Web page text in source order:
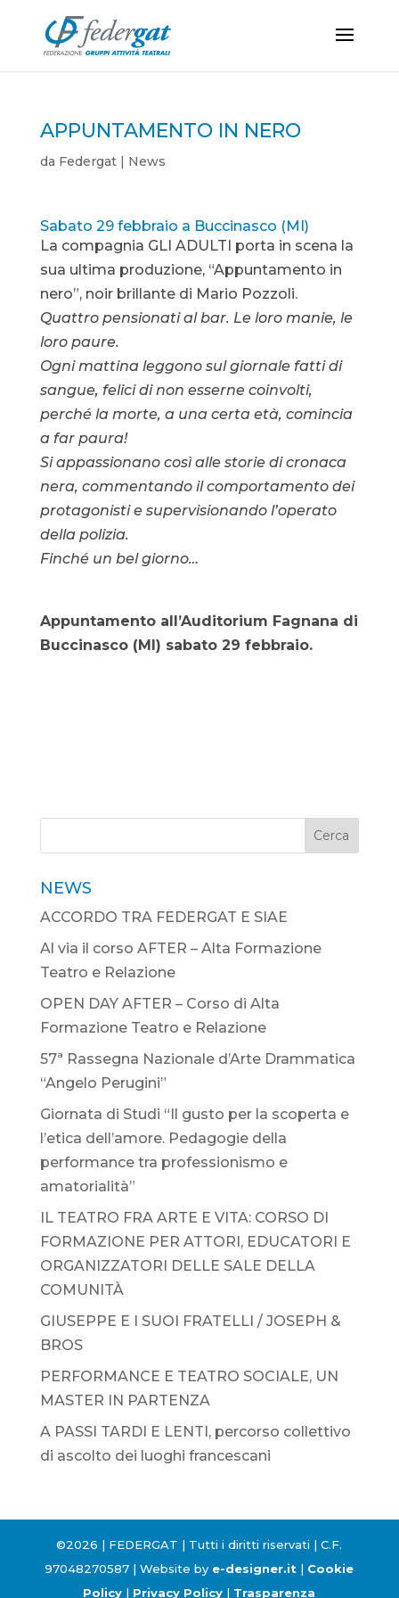
APPUNTAMENTO IN NERO
da Federgat| News
Sabato 29 febbraio a Buccinasco (MI)
La compagnia GLI ADULTI porta in scena la
sua ultima produzione, “Appuntamento in
nero”, noir brillante di Mario Pozzoli.
Quattro pensionati al bar. Le loro manie, le
loro paure.
Ogni mattina leggono sul giornale fatti di
sangue, felici di non esserne coinvolti,
perché la morte, a una certa età, comincia
a far paura!
Si appassionano così alle storie di cronaca
nera, commentando il comportamento dei
protagonisti e supervisionando l’operato
della polizia.
Finché un bel giorno…
Appuntamento all’Auditorium Fagnana di
Buccinasco (MI) sabato 29 febbraio.
Cerca
NEWS
ACCORDO TRA FEDERGAT E SIAE
Al via il corso AFTER – Alta Formazione
Teatro e Relazione
OPEN DAY AFTER – Corso di Alta
Formazione Teatro e Relazione
57ª Rassegna Nazionale d’Arte Drammatica
“Angelo Perugini”
Giornata di Studi “Il gusto per la scoperta e
l’etica dell’amore. Pedagogie della
performance tra professionismo e
amatorialità”
IL TEATRO FRA ARTE E VITA: CORSO DI
FORMAZIONE PER ATTORI, EDUCATORI E
ORGANIZZATORI DELLE SALE DELLA
COMUNITÀ
GIUSEPPE E I SUOI FRATELLI / JOSEPH &
BROS
PERFORMANCE E TEATRO SOCIALE, UN
MASTER IN PARTENZA
A PASSI TARDI E LENTI, percorso collettivo
di ascolto dei luoghi francescani
©2026 | FEDERGAT | Tutti i diritti riservati | C.F.
97048270587 | Website by e-designer.it | Cookie
Policy | Privacy Policy | Trasparenza